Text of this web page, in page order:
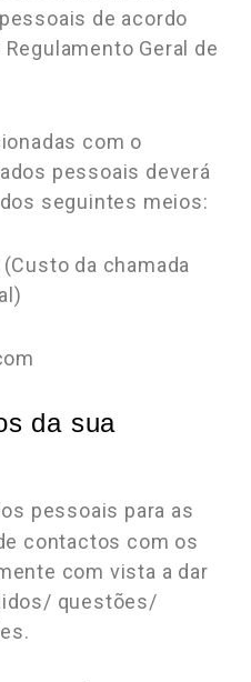
de acordo
Geral de
com o
pessoais deverá
seguintes meios:
da chamada
da sua
pessoais para as
contactos com os
com vista a dar
questões/